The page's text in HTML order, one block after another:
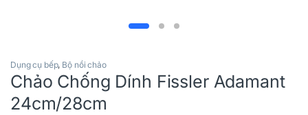
Dụng cụ bếp, Bộ nồi chảo
Chảo Chống Dính Fissler Adamant
24cm/28cm